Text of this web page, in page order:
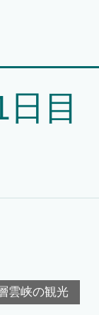
目
雲峡の観光